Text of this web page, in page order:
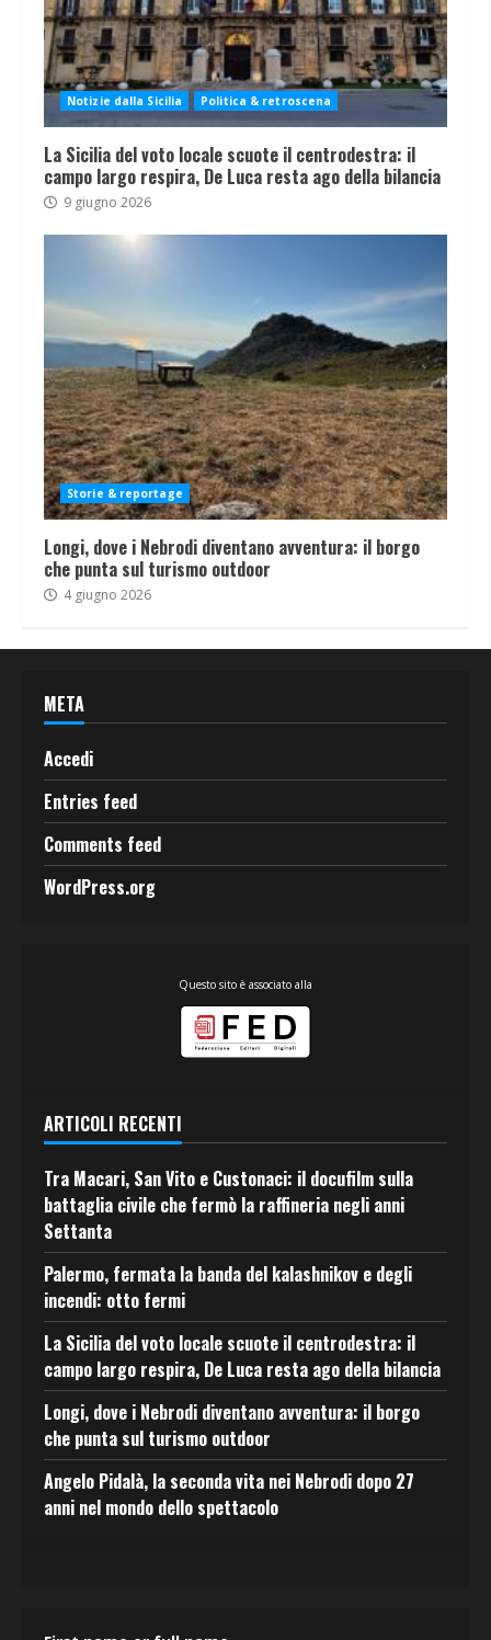
Notizie dalla Sicilia Politica & retroscena
La Sicilia del voto locale scuote il centrodestra: il
campo largo respira, De Luca resta ago della bilancia
9 giugno 2026
Storie & reportage
Longi, dove i Nebrodi diventano avventura: il borgo
che punta sul turismo outdoor
4 giugno 2026
META
Accedi
Entries feed
Comments feed
WordPress.org
Questo sito è associato alla
ARTICOLI RECENTI
Tra Macari, San Vito e Custonaci: il docufilm sulla
battaglia civile che fermò la raffineria negli anni
Settanta
Palermo, fermata la banda del kalashnikov e degli
incendi: otto fermi
La Sicilia del voto locale scuote il centrodestra: il
campo largo respira, De Luca resta ago della bilancia
Longi, dove i Nebrodi diventano avventura: il borgo
che punta sul turismo outdoor
Angelo Pidalà, la seconda vita nei Nebrodi dopo 27
anni nel mondo dello spettacolo